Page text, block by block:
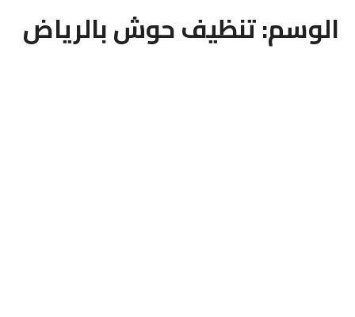
الوسم:تنظيف حوش بالرياض